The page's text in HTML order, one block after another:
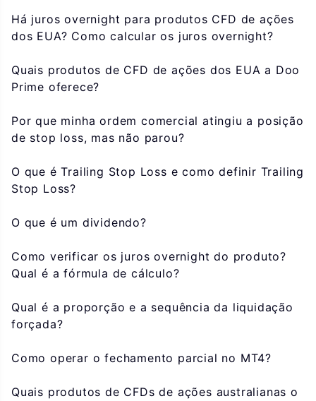
Há juros overnight para produtos CFD de ações
dos EUA? Como calcular os juros overnight?
Quais produtos de CFD de ações dos EUA a Doo
Prime oferece?
Por que minha ordem comercial atingiu a posição
de stop loss, mas não parou?
O que é Trailing Stop Loss e como definir Trailing
Stop Loss?
O que é um dividendo?
Como verificar os juros overnight do produto?
Qual é a fórmula de cálculo?
Qual é a proporção e a sequência da liquidação
forçada?
Como operar o fechamento parcial no MT4?
Quais produtos de CFDs de ações australianas o